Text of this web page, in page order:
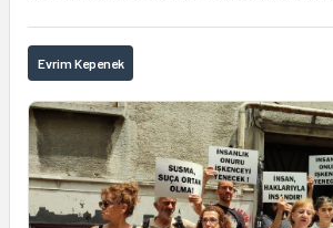
Evrim Kepenek